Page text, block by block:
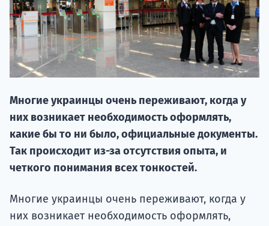
Многие украинцы очень переживают, когда у
них возникает необходимость оформлять,
какие бы то ни было, официальные документы.
Так происходит из-за отсутствия опыта, и
четкого понимания всех тонкостей.
Многие украинцы очень переживают, когда у
них возникает необходимость оформлять,
НАБОР